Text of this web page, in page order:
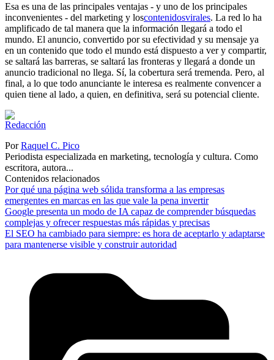
Esa es una de las principales ventajas - y uno de los principales
inconvenientes - del marketing y loscontenidosvirales. La red lo ha
amplificado de tal manera que la información llegará a todo el
mundo. El anuncio, convertido por su efectividad y su mensaje ya
en un contenido que todo el mundo está dispuesto a ver y compartir,
se saltará las barreras, se saltará las fronteras y llegará a donde un
anuncio tradicional no llega. Sí, la cobertura será tremenda. Pero, al
final, a lo que todo anunciante le interesa es realmente convencer a
quien tiene al lado, a quien, en definitiva, será su potencial cliente.
PorRaquel C. Pico
Periodista especializada en marketing, tecnología y cultura. Como
escritora, autora...
Contenidos relacionados
Por qué una página web sólida transforma a las empresas
emergentes en marcas en las que vale la pena invertir
Google presenta un modo de IA capaz de comprender búsquedas
complejas y ofrecer respuestas más rápidas y precisas
El SEO ha cambiado para siempre: es hora de aceptarlo y adaptarse
para mantenerse visible y construir autoridad